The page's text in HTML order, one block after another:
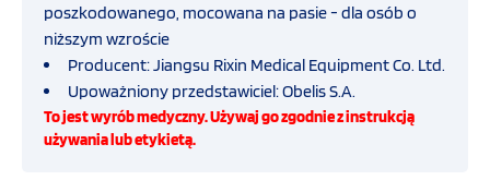
Deski ortopedyczne
Systemy stabilizujące i i unieruchamiające
Systemy ochrony biologicznej
poszkodowanego, mocowana na pasie - dla osób o
niższym wzroście
Producent: Jiangsu Rixin Medical Equipment Co. Ltd.
Upoważniony przedstawiciel: Obelis S.A.
To jest wyrób medyczny. Używaj go zgodnie z instrukcją
używania lub etykietą.